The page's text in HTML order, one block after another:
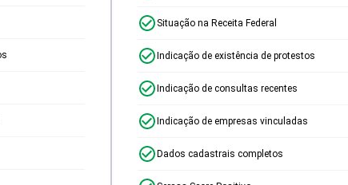
Situação na Receita Federal
Indicação de existência de protestos
Indicação de consultas recentes
Indicação de empresas vinculadas
Dados cadastrais completos